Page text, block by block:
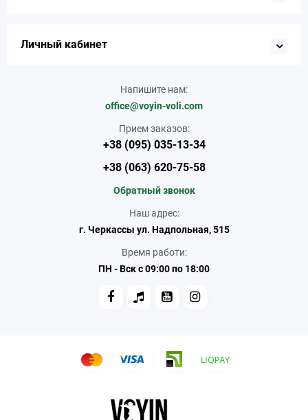
Личный кабинет
Напишите нам:
office@voyin-voli.com
Прием заказов:
+38 (095) 035-13-34
+38 (063) 620-75-58
Обратный звонок
Наш адрес:
г. Черкассы ул. Надпольная, 515
Время работи:
ПН - Вск с 09:00 по 18:00